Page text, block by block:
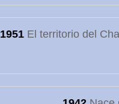
1951El territorio del